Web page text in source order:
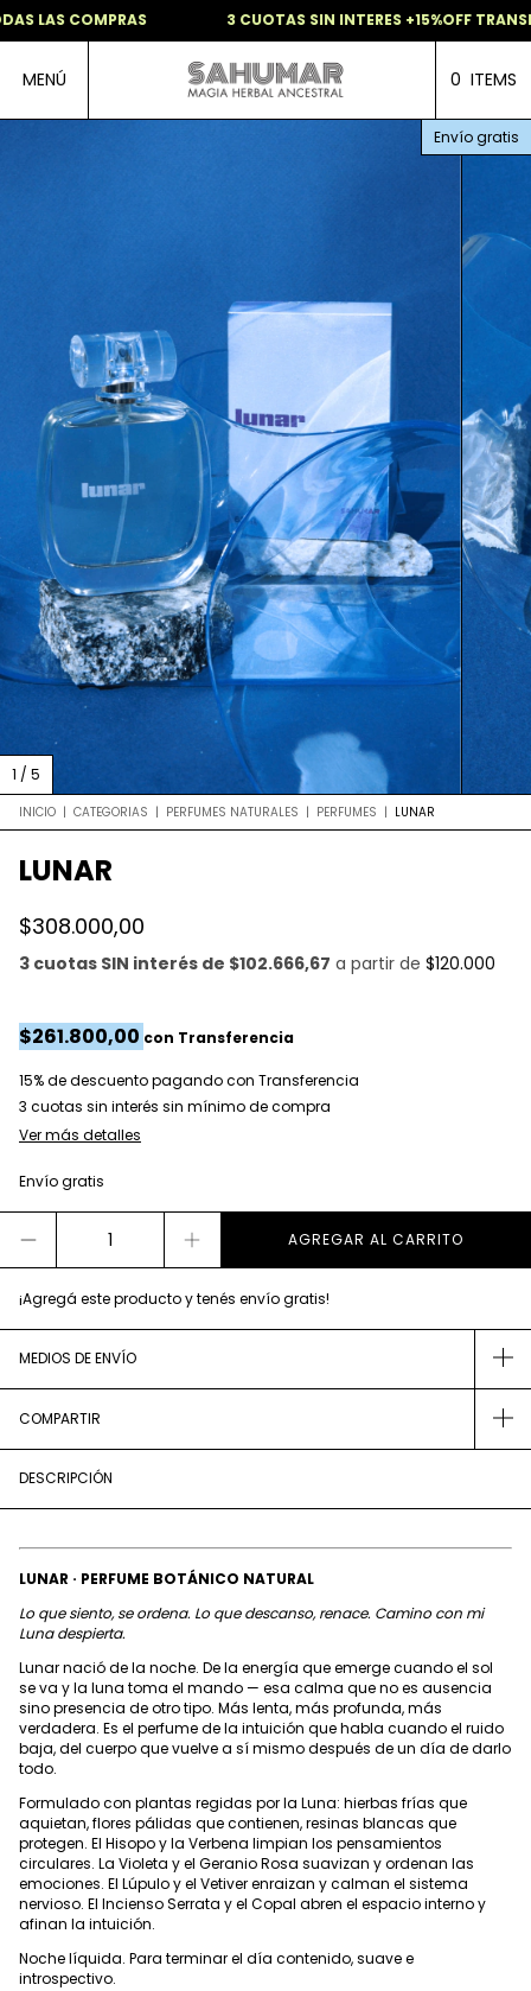
LAS COMPRAS 3 CUOTAS SIN INTERES +15%OFF
MENÚ 0 ITEMS
Envío gratis
1 / 5
INICIO | CATEGORIAS | PERFUMES NATURALES | PERFUMES | LUNAR
LUNAR
$308.000,00
3 cuotas SIN interés de $102.666,67 a partir de $120.000
$261.800,00 con Transferencia
15% de descuentopagando con Transferencia
Ver más detalles
Envío gratis
¡Agregá este producto ytenés envío gratis!
MEDIOS DE ENVÍO
COMPARTIR
DESCRIPCIÓN
LUNAR · PERFUME BOTÁNICO NATURAL
Lo que siento, se ordena. Lo que descanso, renace. Camino con mi
Luna despierta.
Lunar nació de la noche. De la energía que emerge cuando el sol
se va y la luna toma el mando — esa calma que no es ausencia
sino presencia de otro tipo. Más lenta, más profunda, más
verdadera. Es el perfume de la intuición que habla cuando el ruido
baja, del cuerpo que vuelve a sí mismo después de un día de darlo
todo.
Formulado con plantas regidas por la Luna: hierbas frías que
aquietan, flores pálidas que contienen, resinas blancas que
protegen. El Hisopo y la Verbena limpian los pensamientos
circulares. La Violeta y el Geranio Rosa suavizan y ordenan las
emociones. El Lúpulo y el Vetiver enraizan y calman el sistema
nervioso. El Incienso Serrata y el Copal abren el espacio interno y
afinan la intuición.
Noche líquida. Para terminar el día contenido, suave e
introspectivo.